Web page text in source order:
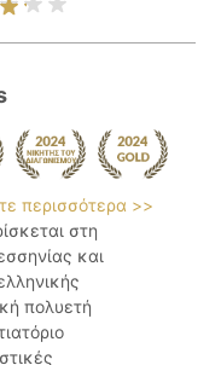
περισσότερα >>
στη
και
πολυετή